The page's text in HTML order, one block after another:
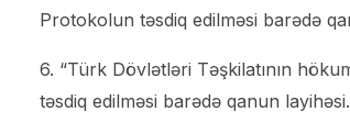
Protokolun təsdiq edilməsi barədə
6. “Türk Dövlətləri Təşkilatının
təsdiq edilməsi barədə qanun layihəsi.